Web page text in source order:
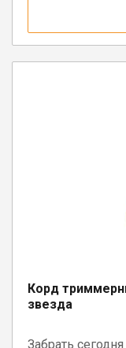
Корд
звезда
Забрать сегодня